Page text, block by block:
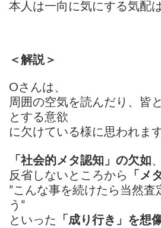
本人は一向に気にする気配
＜解説＞
Оさんは、
周囲の空気を読んだり、 皆
とする意欲
に欠けている様に思われま
「社会的メタ認知」の欠如 、
反省しないところから
「メ
”こんな事を続けたら当然査
う”
といった 「成り行き」を想